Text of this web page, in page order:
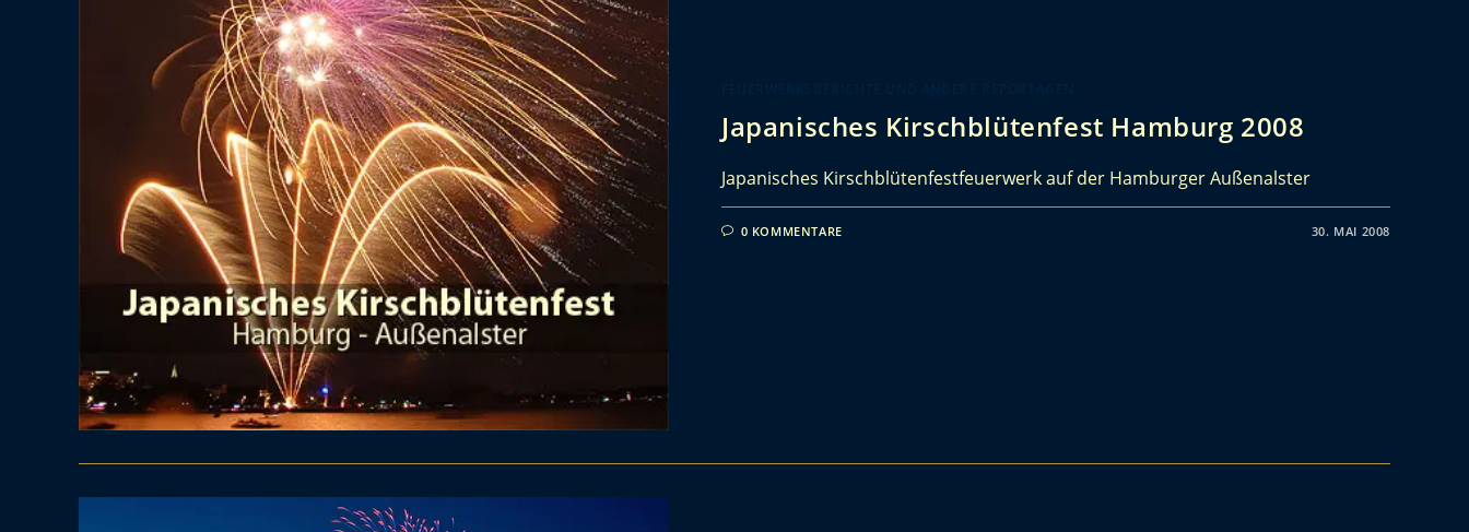
Japanisches Kirschblütenfest Hamburg 2008
Japanisches Kirschblütenfestfeuerwerk auf der Hamburger Außenalster
0 KOMMENTARE 30. MAI 2008